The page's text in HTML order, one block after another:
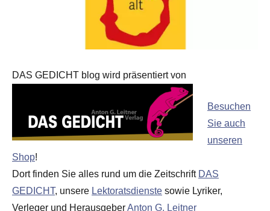
DAS GEDICHT blog wird präsentiert von
Besuchen
Sie auch
unseren
Shop!
Dort finden Sie alles rund um die Zeitschrift DAS
GEDICHT, unsere Lektoratsdienste sowie Lyriker,
Verleger und HerausgeberAnton G. Leitner